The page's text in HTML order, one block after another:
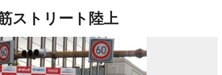
ストリート陸上